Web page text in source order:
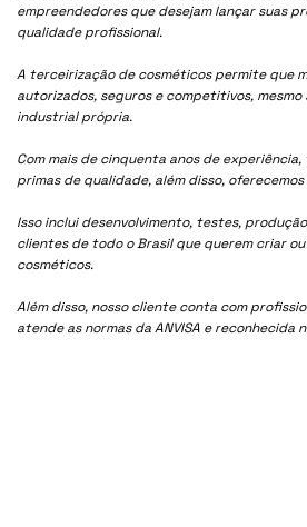
empreendedores que desejam lançar suas
qualidade profissional.
A terceirização de cosméticos permite que
autorizados, seguros e competitivos,
industrial própria.
Com mais de cinquenta anos de
primas de qualidade, além disso,
Isso inclui desenvolvimento, testes,
clientes de todo o Brasil que querem criar
cosméticos.
Além disso, nosso cliente conta com
atende as normas da ANVISA e reconhecida